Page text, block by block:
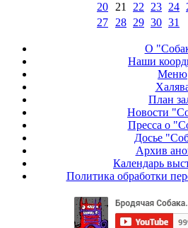
20
21 22 23 24
27
28 29 30 31
О
Наши
Меню
План
Новости
Пресса о
Досье
Архив
Календарь
Политика обработки